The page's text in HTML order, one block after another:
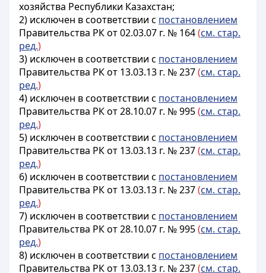
хозяйства Республики Казахстан;
2) исключен в соответствии с постановлением
Правительства РК от 02.03.07 г. № 164(см. стар.
ред.)
3) исключен в соответствии с постановлением
Правительства РК от 13.03.13 г. № 237(см. стар.
ред.)
4) исключен в соответствии с постановлением
Правительства РК от 28.10.07 г. № 995(см. стар.
ред.)
5) исключен в соответствии с постановлением
Правительства РК от 13.03.13 г. № 237(см. стар.
ред.)
6) исключен в соответствии с постановлением
Правительства РК от 13.03.13 г. № 237(см. стар.
ред.)
7) исключен в соответствии с постановлением
Правительства РК от 28.10.07 г. № 995(см. стар.
ред.)
8) исключен в соответствии с постановлением
Правительства РК от 13.03.13 г. № 237(см. стар.